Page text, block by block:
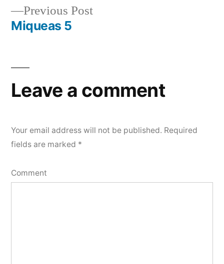
navigation
Previous PostPrevious
Miqueas 5
Leave a comment
Your email address will not be published. Required
fields are marked *
Comment